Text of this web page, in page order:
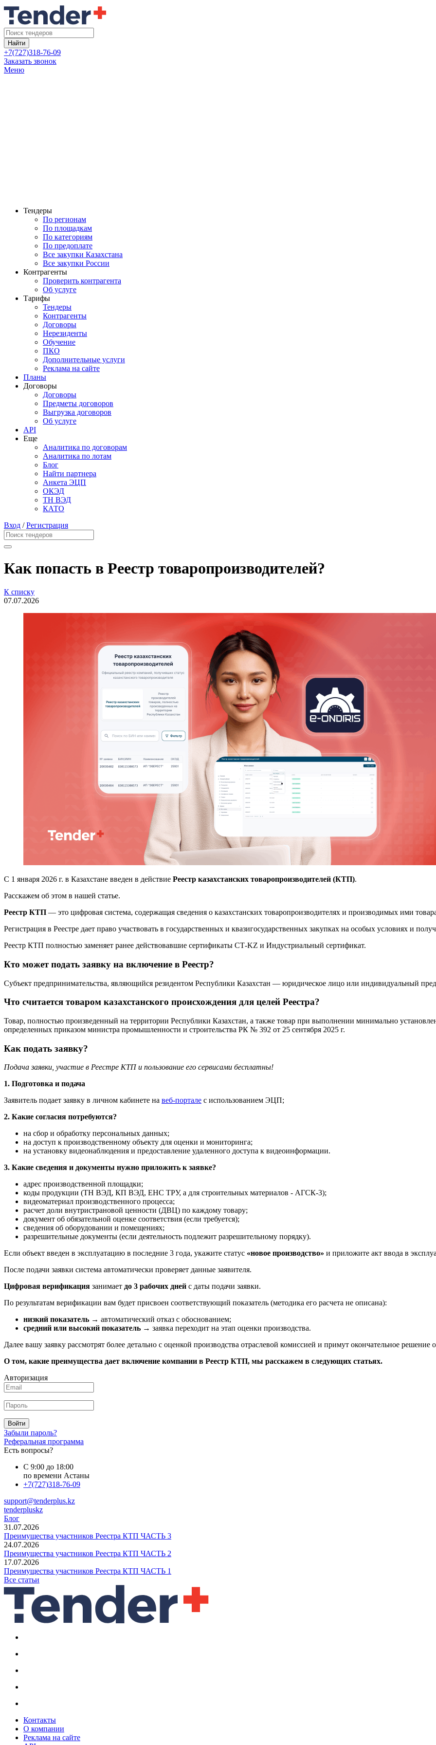
Найти
+7(727)318-76-09
Заказать звонок
Меню
Тендеры
По регионам
По площадкам
По категориям
По предоплате
Все закупки Казахстана
Все закупки России
Контрагенты
Проверить контрагента
Об услуге
Тарифы
Тендеры
Контрагенты
Договоры
Нерезиденты
Обучение
ПКО
Дополнительные услуги
Реклама на сайте
Планы
Договоры
Договоры
Предметы договоров
Выгрузка договоров
Об услуге
API
Еще
Аналитика по договорам
Аналитика по лотам
Блог
Найти партнера
Анкета ЭЦП
ОКЭД
ТН ВЭД
КАТО
Вход /Регистрация
Как попасть в Реестр товаропроизводителей?
К списку
07.07.2026
С 1 января 2026 г. в Казахстане введен в действие Реестр казахстанских товаропроизводителей (КТП).
Расскажем об этом в нашей статье.
Реестр КТП — это цифровая система, содержащая сведения о казахстанских товаропроизводителях и производимых ими
Регистрация в Реестре дает право участвовать в государственных и квазигосударственных закупках на особых условиях и
Реестр КТП полностью заменяет ранее действовавшие сертификаты СТ-KZ и Индустриальный сертификат.
Кто может подать заявку на включение в Реестр?
Субъект предпринимательства, являющийся резидентом Республики Казахстан — юридическое лицо или индивидуальный
Что считается товаром казахстанского происхождения для целей Реестра?
Товар, полностью произведенный на территории Республики Казахстан, а также товар при выполнении минимально
определенных приказом министра промышленности и строительства РК № 392 от 25 сентября 2025 г.
Как подать заявку?
Подача заявки, участие в Реестре КТП и пользование его сервисами бесплатны!
1. Подготовка и подача
Заявитель подает заявку в личном кабинете на веб-портале с использованием ЭЦП;
2. Какие согласия потребуются?
на сбор и обработку персональных данных;
на доступ к производственному объекту для оценки и мониторинга;
на установку видеонаблюдения и предоставление удаленного доступа к видеоинформации.
3. Какие сведения и документы нужно приложить к заявке?
адрес производственной площадки;
коды продукции (ТН ВЭД, КП ВЭД, ЕНС ТРУ, а для строительных материалов - АГСК-3);
видеоматериал производственного процесса;
расчет доли внутристрановой ценности (ДВЦ) по каждому товару;
документ об обязательной оценке соответствия (если требуется);
сведения об оборудовании и помещениях;
разрешительные документы (если деятельность подлежит разрешительному порядку).
Если объект введен в эксплуатацию в последние 3 года, укажите статус «новое производство» и приложите акт ввода в
После подачи заявки система автоматически проверяет данные заявителя.
Цифровая верификация занимает до 3 рабочих дней с даты подачи заявки.
По результатам верификации вам будет присвоен соответствующий показатель (методика его расчета не описана):
низкий показатель → автоматический отказ с обоснованием;
средний или высокий показатель → заявка переходит на этап оценки производства.
Далее вашу заявку рассмотрят более детально с оценкой производства отраслевой комиссией и примут окончательное решение
О том, какие преимущества дает включение компании в Реестр КТП, мы расскажем в следующих статьях.
Авторизация
Войти
Забыли пароль?
Реферальная программа
Есть вопросы?
С 9:00 до 18:00
по времени Астаны
+7(727)318-76-09
support@tenderplus.kz
tenderpluskz
Блог
31.07.2026
Преимущества участников Реестра КТП ЧАСТЬ 3
24.07.2026
Преимущества участников Реестра КТП ЧАСТЬ 2
17.07.2026
Преимущества участников Реестра КТП ЧАСТЬ 1
Все статьи
Контакты
О компании
Реклама на сайте